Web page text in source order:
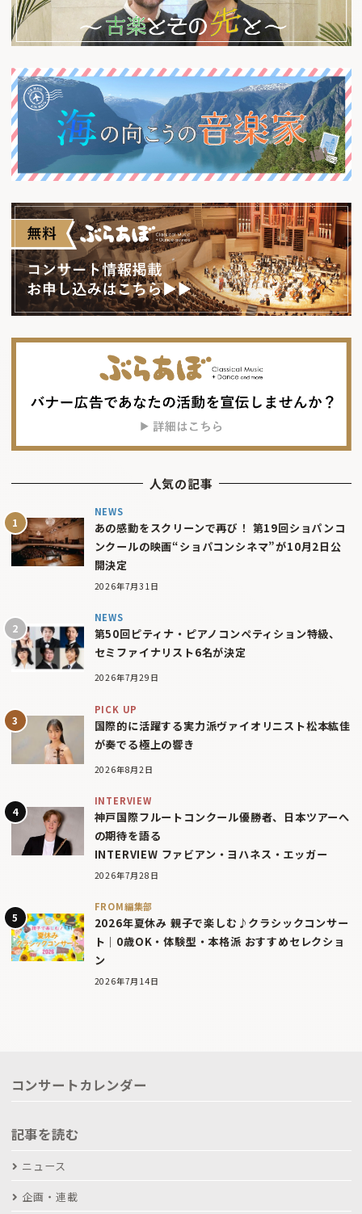
人気の記事
NEWS
あの感動をスクリーンで再び！ 第19回ショパンコ
ンクールの映画“ショパコンシネマ”が10月2日公
開決定
2026年7月31日
NEWS
第50回ピティナ・ピアノコンペティション特級、
セミファイナリスト6名が決定
2026年7月29日
PICK UP
国際的に活躍する実力派ヴァイオリニスト松本紘佳
が奏でる極上の響き
2026年8月2日
INTERVIEW
神戸国際フルートコンクール優勝者、日本ツアーへ
の期待を語る
INTERVIEW ファビアン・ヨハネス・エッガー
2026年7月28日
FROM編集部
2026年夏休み 親子で楽しむ♪クラシックコンサー
ト｜0歳OK・体験型・本格派 おすすめセレクショ
ン
2026年7月14日
コンサートカレンダー
記事を読む
ニュース
企画・連載